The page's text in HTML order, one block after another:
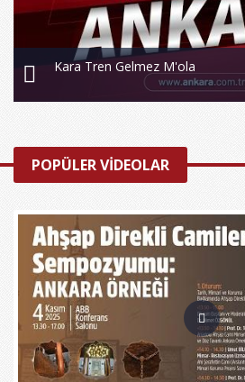
Kara Tren Gelmez M'ola
POPÜLER VİDEOLAR